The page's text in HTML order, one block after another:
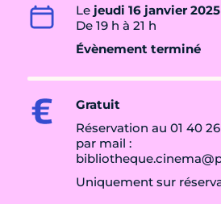
Le jeudi 16 janvier 2025
De 19 h à 21 h
Évènement terminé
Gratuit
Réservation au 01 40
par mail :
Uniquement sur